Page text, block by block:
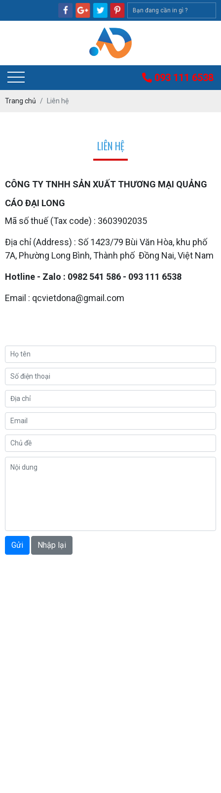
093 111 6538
Trang chủ Liên hệ
LIÊN HỆ
CÔNG TY TNHH SẢN XUẤT THƯƠNG MẠI QUẢNG
CÁO ĐẠI LONG
Mã số thuế (Tax code) : 3603902035
Địa chỉ (Address) : Số 1423/79 Bùi Văn Hòa, khu phố
7A, Phường Long Bình, Thành phố Đồng Nai, Việt Nam
Hotline - Zalo : 0982 541 586 - 093 111 6538
Email : qcvietdona@gmail.com